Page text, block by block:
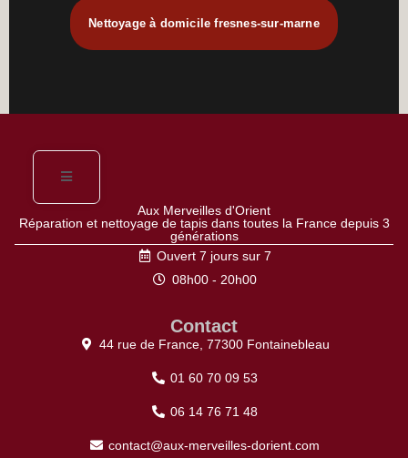
Nettoyage à domicile fresnes-sur-marne
Aux Merveilles d'Orient
Réparation et nettoyage de tapis dans toutes la France depuis 3
générations
Ouvert 7 jours sur 7
08h00 - 20h00
Contact
44 rue de France, 77300 Fontainebleau
01 60 70 09 53
06 14 76 71 48
contact@aux-merveilles-dorient.com